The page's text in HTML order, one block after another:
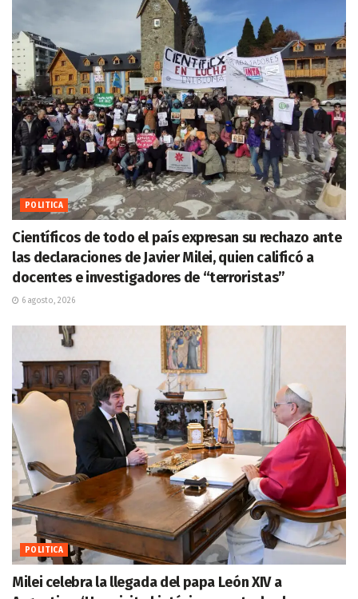
POLITICA
Científicos de todo el país expresan su rechazo ante
las declaraciones de Javier Milei, quien calificó a
docentes e investigadores de “terroristas”
6 agosto, 2026
POLITICA
Milei celebra la llegada del papa León XIV a